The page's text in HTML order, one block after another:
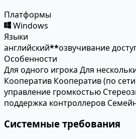
Платформы
Windows
Языки
английский**озвучивание
Особенности
Для одного игрока Для
Кооператив Кооператив (по
управление громкостью
поддержка контроллеров
Системные требования